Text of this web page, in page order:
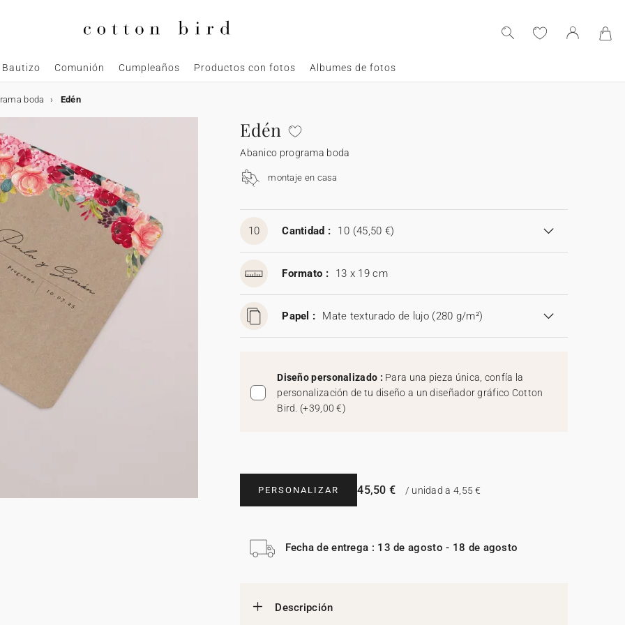
Bautizo Comunión Cumpleaños Productos con fotos Albumes de fotos
boda Edén
Edén
Abanico programa boda
montaje en casa
10 Cantidad : 10 (45,50 €)
Formato : 13 x 19 cm
Papel : Mate texturado de lujo (280 g/m²)
Diseño personalizado : Para una pieza única, confía la
personalización de tu diseño a un diseñador gráfico Cotton
Bird. (+39,00 €)
PERSONALIZAR 45,50 € / unidad a 4,55 €
Fecha de entrega : 13 de agosto - 18 de agosto
Descripción